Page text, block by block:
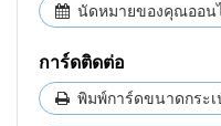
นัดหมายของคุณออน
การ์ดติดต่อ
พิมพ์การ์ดขนาดกระเ